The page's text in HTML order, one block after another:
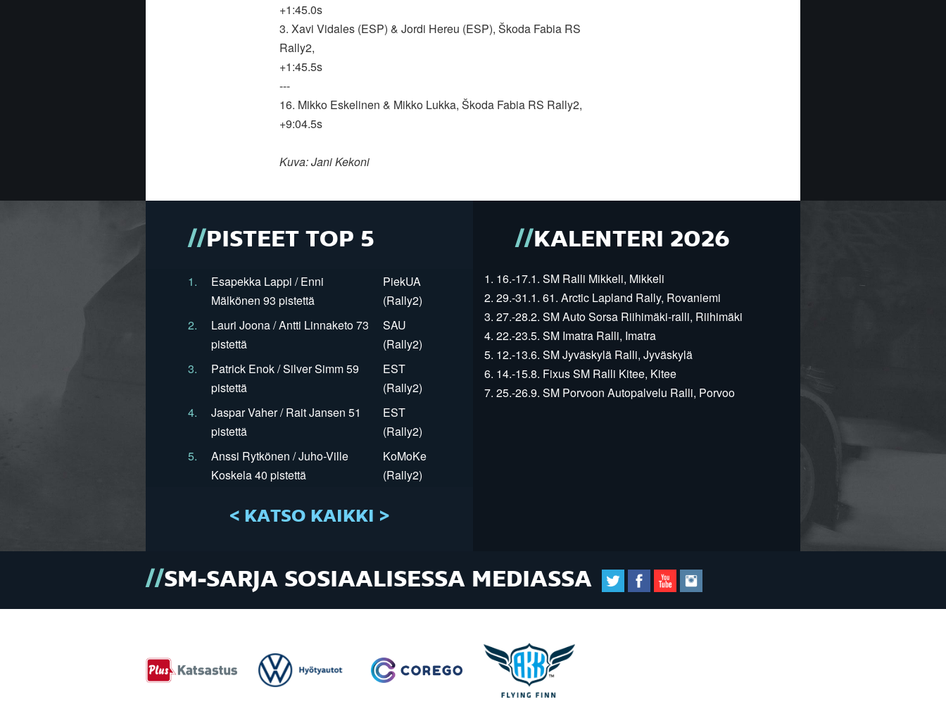
+1:45.0s
3. Xavi Vidales (ESP) & Jordi Hereu (ESP), Škoda Fabia RS
Rally2,
+1:45.5s
---
16. Mikko Eskelinen & Mikko Lukka, Škoda Fabia RS Rally2,
+9:04.5s
Kuva: Jani Kekoni
PISTEET TOP 5
1.
Esapekka Lappi / Enni
Mälkönen 93 pistettä
PiekUA
(Rally2)
2.
Lauri Joona / Antti Linnaketo 73
pistettä
SAU
(Rally2)
3.
Patrick Enok / Silver Simm 59
pistettä
EST
(Rally2)
4.
Jaspar Vaher / Rait Jansen 51
pistettä
EST
(Rally2)
5.
Anssi Rytkönen / Juho-Ville
Koskela 40 pistettä
KoMoKe
(Rally2)
< KATSO KAIKKI >
KALENTERI 2026
1. 16.-17.1. SM Ralli Mikkeli, Mikkeli
2. 29.-31.1. 61. Arctic Lapland Rally, Rovaniemi
3. 27.-28.2. SM Auto Sorsa Riihimäki-ralli, Riihimäki
4. 22.-23.5. SM Imatra Ralli, Imatra
5. 12.-13.6. SM Jyväskylä Ralli, Jyväskylä
6. 14.-15.8. Fixus SM Ralli Kitee, Kitee
7. 25.-26.9. SM Porvoon Autopalvelu Ralli, Porvoo
SM-SARJA SOSIAALISESSA MEDIASSA